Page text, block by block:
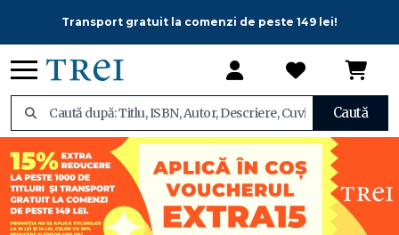
Transport gratuit la comenzi de peste 149 lei!
Caută